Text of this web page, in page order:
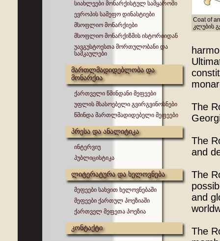
სიახლეები მონარქისტულ სამყაროში
ევროპის სამეფო დინასტიები
მსოფლიო მონარქიები
მსოფლიო მონარქიზმის ისტორიიდან
უავგუსტოესთა მორთულობანი და
სამკაულები
მართლმადიდებლობა და
მონარქია
ქართველი წმინდანი მეფეები
უფლის მსასოებელი გვირგვინოსნები
წმინდა მართლმადიდებელი მეფეები
პრესა და ანალიტიკა
ინტერვიუ
პუბლიცისტიკა
ლიტერატურა და ხელოვნება
მეფეები სახვით ხელოვნებაში
მეფეები ქართულ პოეზიაში
ქართველ მეფეთა პოეზია
კონტაქტი
Coat of
კლუბის
The
The
and
The
and
The